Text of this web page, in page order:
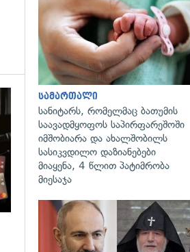
სამართალი
სანიტარს, რომელმაც ბათუმის
საავადმყოფოს საპირფარეშოში
იმშობიარა და ახალშობილს
სასიკვდილო დაზიანებები
მიაყენა, 4 წლით პატიმრობა
მიესაჯა